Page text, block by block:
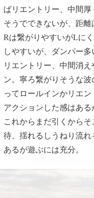
ばリエントリー、中間
そうでできないが、距離
Rは繋がりやすいがLに
しやすいが、ダンパー
リエントリー、中間消
ン。寧ろ繋がりそうな
ってロールインかリエ
アクションした感はある
これからまだ引くから
待、揺れるしうねり流
あるが遊ぶには充分。